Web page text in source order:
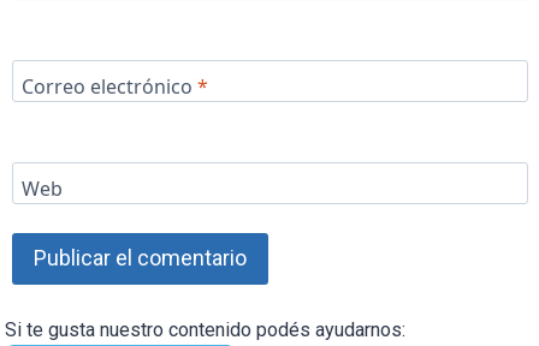
Correo electrónico *
Web
Si te gusta nuestro contenido podés ayudarnos: